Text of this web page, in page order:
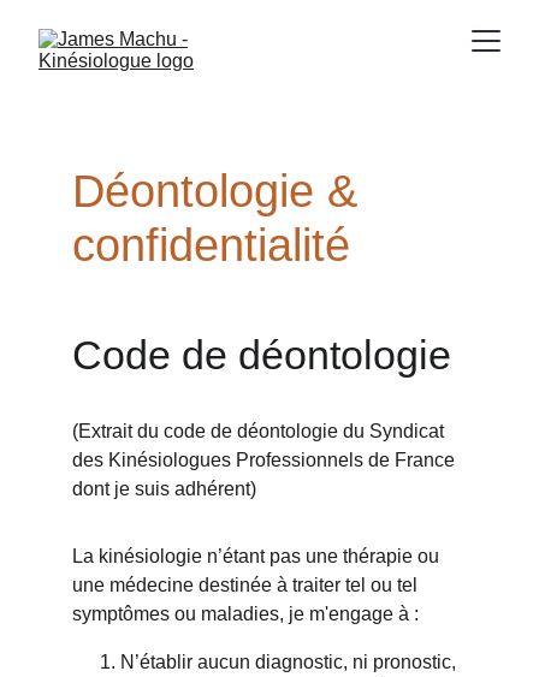
Déontologie &
confidentialité
Code de déontologie
(Extrait du code de déontologie du Syndicat
des Kinésiologues Professionnels de France
dont je suis adhérent)
La kinésiologie n’étant pas une thérapie ou
une médecine destinée à traiter tel ou tel
symptômes ou maladies, je m'engage à :
N’établir aucun diagnostic, ni pronostic,